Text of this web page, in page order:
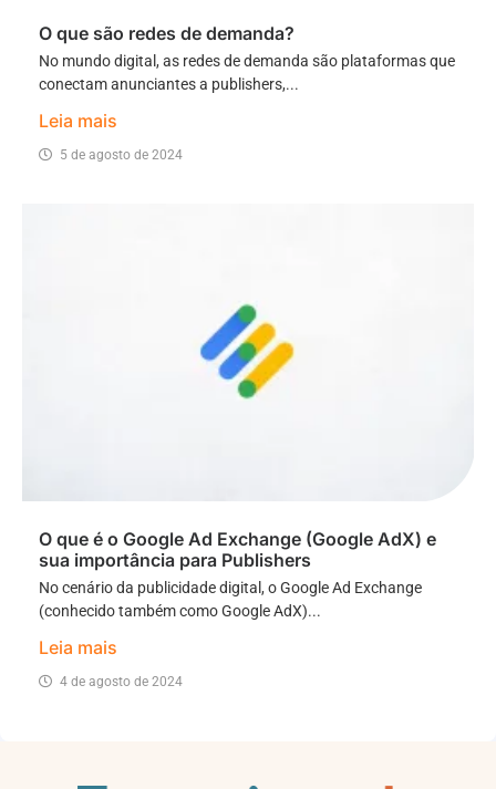
O que são redes de demanda?
No mundo digital, as redes de demanda são plataformas que
conectam anunciantes a publishers,...
Leia mais
5 de agosto de 2024
O que é o Google Ad Exchange (Google AdX) e
sua importância para Publishers
No cenário da publicidade digital, o Google Ad Exchange
(conhecido também como Google AdX)...
Leia mais
4 de agosto de 2024